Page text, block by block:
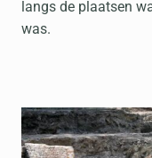
langs de plaatsen
was.